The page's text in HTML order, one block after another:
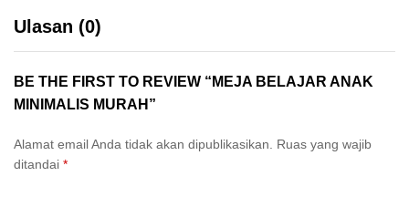
Ulasan (0)
BE THE FIRST TO REVIEW “MEJA BELAJAR ANAK
MINIMALIS MURAH”
Alamat email Anda tidak akan dipublikasikan.
Ruas yang wajib
ditandai *